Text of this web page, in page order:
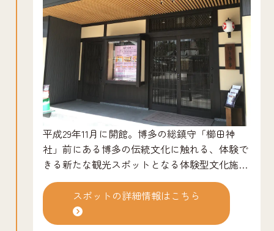
平成29年11月に開館。博多の総鎮守「櫛田神
社」前にある博多の伝統文化に触れる、体験で
きる新たな観光スポットとなる体験型文化施設
です。日本舞踊や民踊、独楽、博多仁和加など
博多に伝わる伝統芸能の魅力を発信することを
目的としています。また、博多券番の芸妓の稽
古場としても利用されています。※公演等のイ
スポットの詳細情報はこちら